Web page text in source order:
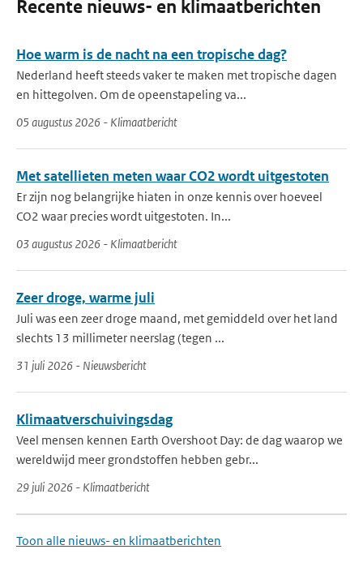
Recente nieuws- en klimaatberichten
Hoe warm is de nacht na een tropische dag?
Nederland heeft steeds vaker te maken met tropische dagen
en hittegolven. Om de opeenstapeling va...
05 augustus 2026 - Klimaatbericht
Met satellieten meten waar CO2 wordt uitgestoten
Er zijn nog belangrijke hiaten in onze kennis over hoeveel
CO2 waar precies wordt uitgestoten. In...
03 augustus 2026 - Klimaatbericht
Zeer droge, warme juli
Juli was een zeer droge maand, met gemiddeld over het land
slechts 13 millimeter neerslag (tegen ...
31 juli 2026 - Nieuwsbericht
Klimaatverschuivingsdag
Veel mensen kennen Earth Overshoot Day: de dag waarop we
wereldwijd meer grondstoffen hebben gebr...
29 juli 2026 - Klimaatbericht
Toon alle nieuws- en klimaatberichten